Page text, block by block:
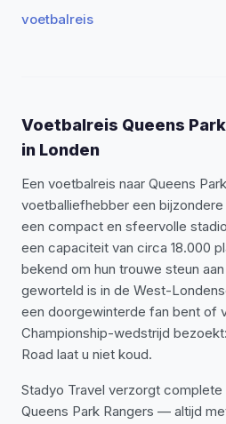
voetbalreis
Voetbalreis Queens
in Londen
Een voetbalreis naar Queens
voetballiefhebber een
een compact en sfeervolle
een capaciteit van circa 18.000
bekend om hun trouwe steun
geworteld is in de West-
een doorgewinterde fan bent of
Championship-wedstrijd
Road laat u niet koud.
Stadyo Travel verzorgt complete
Queens Park Rangers — altijd